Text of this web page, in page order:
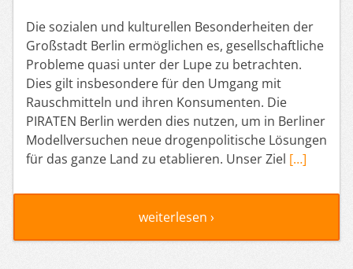
Die sozialen und kulturellen Besonderheiten der
Großstadt Berlin ermöglichen es, gesellschaftliche
Probleme quasi unter der Lupe zu betrachten.
Dies gilt insbesondere für den Umgang mit
Rauschmitteln und ihren Konsumenten. Die
PIRATEN Berlin werden dies nutzen, um in Berliner
Modellversuchen neue drogenpolitische Lösungen
für das ganze Land zu etablieren. Unser Ziel […]
weiterlesen ›